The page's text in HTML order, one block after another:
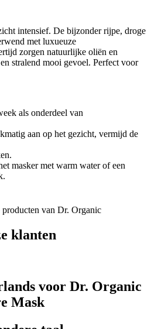
intensief. De bijzonder rijpe, droge
met luxueuze
zorgen natuurlijke oliën en
stralend mooi gevoel. Perfect voor
als onderdeel van
aan op het gezicht, vermijd de
masker met warm water of een
van Dr. Organic
klanten
voor Dr. Organic
Mask